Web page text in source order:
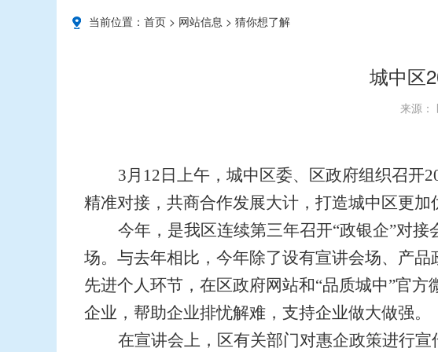
当前位置： 首页 > 网站信息 > 猜你想了解
城中区
来源
3月12日上午，城中区委、区政府组织召开
精准对接，共商合作发展大计，打造城中区更加
今年，是我区连续第三年召开“政银企”对
场。与去年相比，今年除了设有宣讲会场、产品
先进个人环节，在区政府网站和“品质城中”官
企业，帮助企业排忧解难，支持企业做大做强。
在宣讲会上，区有关部门对惠企政策进行